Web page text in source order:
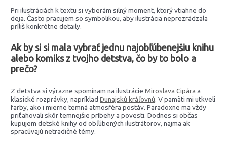
Pri ilustráciách k textu si vyberám silný moment, ktorý vtiahne do
deja. Často pracujem so symbolikou, aby ilustrácia neprezrádzala
príliš konkrétne detaily.
Ak by si si mala vybrať jednu najobľúbenejšiu knihu
alebo komiks z tvojho detstva, čo by to bolo a
prečo?
Z detstva si výrazne spomínam na ilustrácieMiroslava Cipára a
klasické rozprávky, napríkladDunajskú kráľovnú. V pamäti mi utkveli
farby, ako i mierne temná atmosféra postáv. Paradoxne ma vždy
priťahovali skôr temnejšie príbehy a povesti. Dodnes si občas
kupujem detské knihy od obľúbených ilustrátorov, najmä ak
spracúvajú netradičné témy.